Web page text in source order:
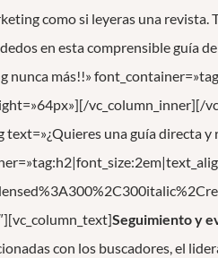
como si leyeras una
en esta comprensible guía
nunca más!!»
una guía directa
Seguimiento y
con los buscadores, el